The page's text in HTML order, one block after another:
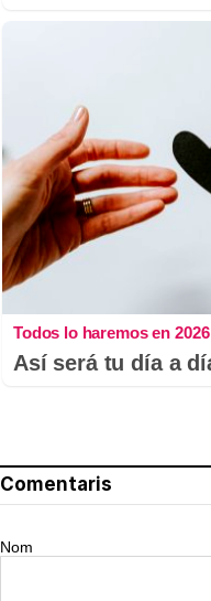
Todos lo haremos en 2026
Así será tu día a
Comentaris
Nom